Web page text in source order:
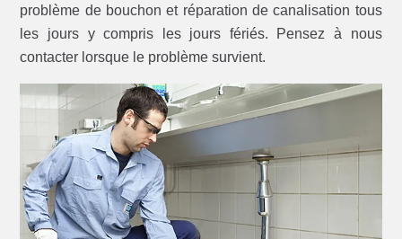
problème de bouchon et réparation de canalisation tous
les jours y compris les jours fériés. Pensez à nous
contacter lorsque le problème survient.